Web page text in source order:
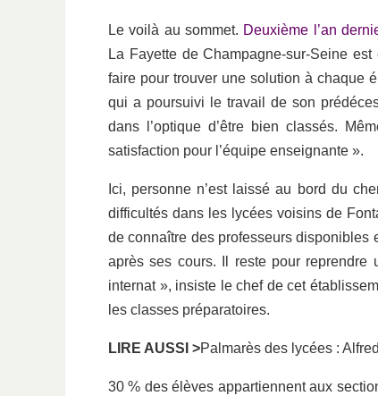
Le voilà au sommet. Deuxième l’an
La Fayette de Champagne-sur-Seine
faire pour trouver une solution à chaque
qui a poursuivi le travail de son
dans l’optique d’être bien classés.
satisfaction pour l’équipe enseignante ».
Ici, personne n’est laissé au bord du
difficultés dans les lycées voisins de
de connaître des professeurs disponibles
après ses cours. Il reste pour
internat », insiste le chef de cet
les classes préparatoires.
LIRE AUSSI >Palmarès des lycées :
30 % des élèves appartiennent aux